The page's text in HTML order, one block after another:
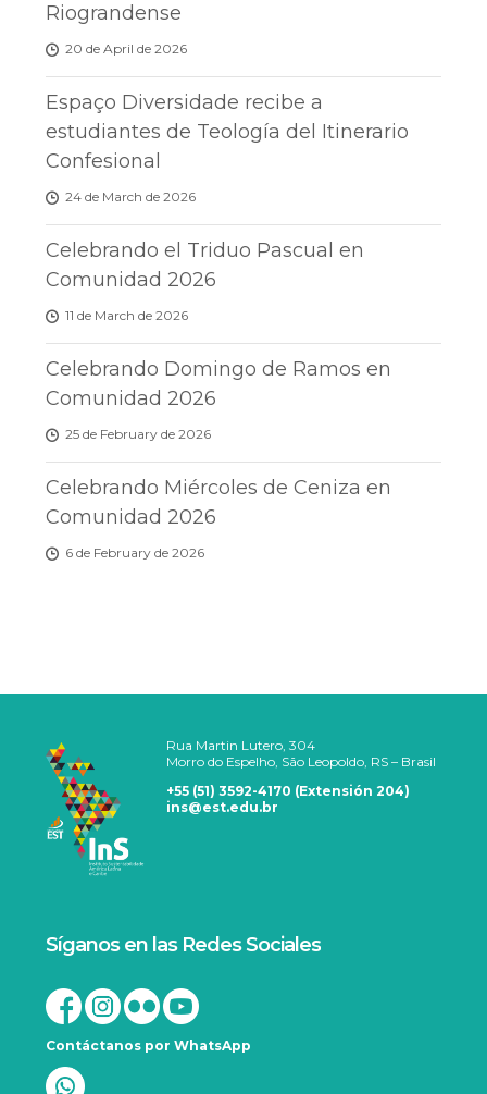
Riograndense
20 de April de 2026
Espaço Diversidade recibe a
estudiantes de Teología del Itinerario
Confesional
24 de March de 2026
Celebrando el Triduo Pascual en
Comunidad 2026
11 de March de 2026
Celebrando Domingo de Ramos en
Comunidad 2026
25 de February de 2026
Celebrando Miércoles de Ceniza en
Comunidad 2026
6 de February de 2026
Rua Martin Lutero, 304
Morro do Espelho, São Leopoldo, RS – Brasil
+55 (51) 3592-4170 (Extensión 204)
ins@est.edu.br
Síganos en las Redes Sociales
Contáctanos por WhatsApp